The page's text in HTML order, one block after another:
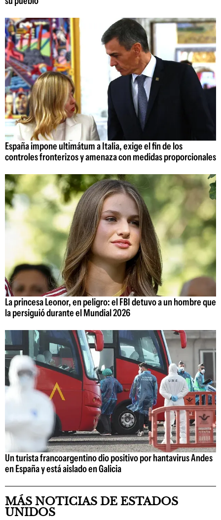
España impone ultimátum a Italia, exige el fin de los
controles fronterizos y amenaza con medidas proporcionales
La princesa Leonor, en peligro: el FBI detuvo a un hombre que
la persiguió durante el Mundial 2026
Un turista francoargentino dio positivo por hantavirus Andes
en España y está aislado en Galicia
MÁS NOTICIAS DE ESTADOS
UNIDOS